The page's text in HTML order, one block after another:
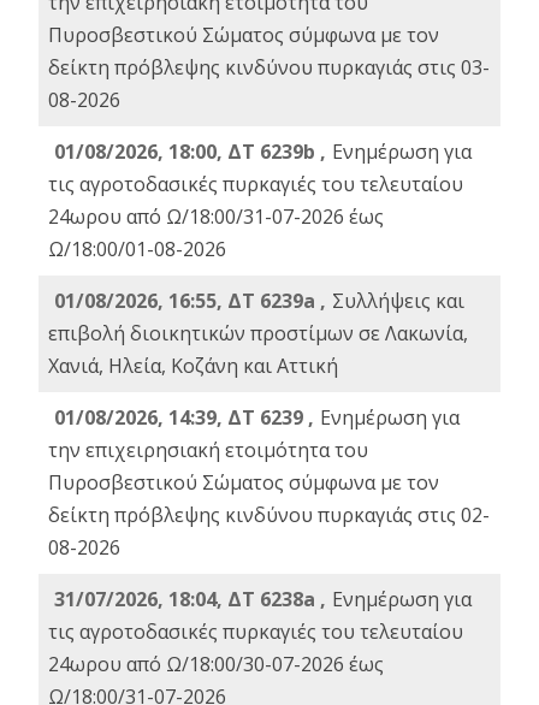
Πυροσβεστικού Σώματος σύμφωνα με τον
δείκτη πρόβλεψης κινδύνου πυρκαγιάς στις 03-
08-2026
01/08/2026, 18:00, ΔΤ 6239b , Ενημέρωση για
τις αγροτοδασικές πυρκαγιές του τελευταίου
24ωρου από Ω/18:00/31-07-2026 έως
Ω/18:00/01-08-2026
01/08/2026, 16:55, ΔΤ 6239a , Συλλήψεις και
επιβολή διοικητικών προστίμων σε Λακωνία,
Χανιά, Ηλεία, Κοζάνη και Αττική
01/08/2026, 14:39, ΔΤ 6239 , Ενημέρωση για
την επιχειρησιακή ετοιμότητα του
Πυροσβεστικού Σώματος σύμφωνα με τον
δείκτη πρόβλεψης κινδύνου πυρκαγιάς στις 02-
08-2026
31/07/2026, 18:04, ΔΤ 6238a , Ενημέρωση για
τις αγροτοδασικές πυρκαγιές του τελευταίου
24ωρου από Ω/18:00/30-07-2026 έως
Ω/18:00/31-07-2026